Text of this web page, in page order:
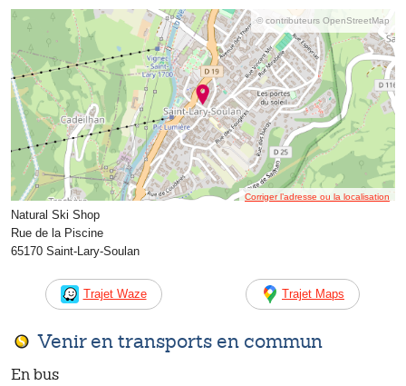
© contributeurs OpenStreetMap
Corriger l’adresse ou la localisation
Natural Ski Shop
Rue de la Piscine
65170 Saint-Lary-Soulan
Trajet Waze Trajet Maps
Venir en transports en commun
En bus